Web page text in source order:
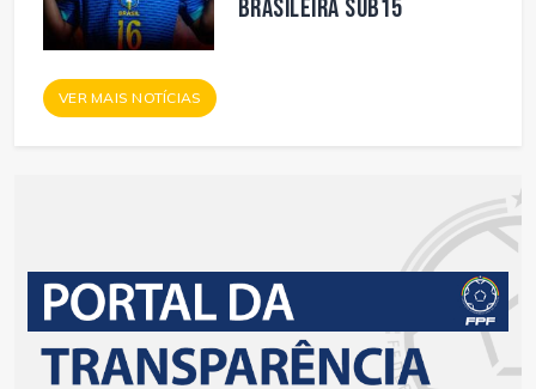
Brasileira Sub15
VER MAIS NOTÍCIAS